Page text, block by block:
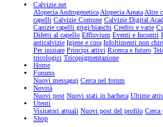
Calvizie.net
Alopecia AndrogeneticaAlopecia AreataAltre
capelli Calvizie Comune Calvizie Digital
Canizie capelli grigi/bianchi Credits e varie
Difetti al capello Effluvium Eventi e Incontri
anticalvizie Igiene e cura Infoltimenti non
Per iniziare Principi attivi Ricerca e futuro
tricologici Tricopigmentazione
Home
Forums
Nuovi messaggi Cerca nel forum
Novità
Nuovi post Nuovi stati in bacheca Ultime
Utenti
Visitatori attuali Nuovi post del profilo
Shop